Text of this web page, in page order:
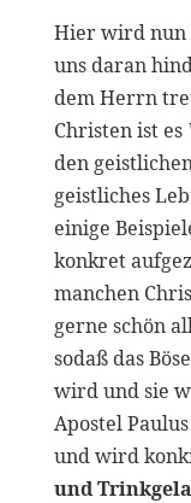
Hier wird nun
uns daran
dem Herrn
Christen ist es
den
geistliches
einige
konkret
manchen
gerne schön
sodaß das
wird und sie
Apostel
und wird
und